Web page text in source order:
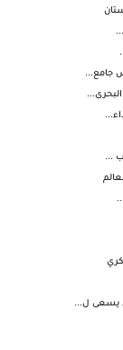
جامع...
...
يسعى ل...